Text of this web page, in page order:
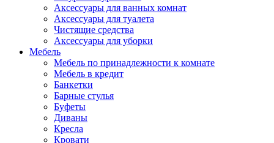
Аксессуары для ванных комнат
Аксессуары для туалета
Чистящие средства
Аксессуары для уборки
Мебель
Мебель по принадлежности к комнате
Мебель в кредит
Банкетки
Барные стулья
Буфеты
Диваны
Кресла
Кровати